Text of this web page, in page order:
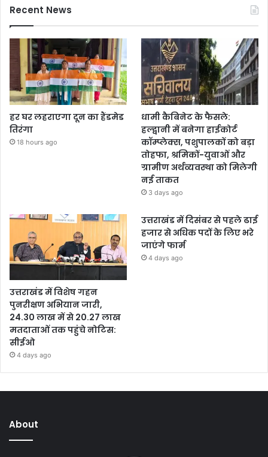
Recent News
हर घर लहराएगा दून का हैंडमेड
तिरंगा
18 hours ago
धामी कैबिनेट के फैसले:
हल्द्वानी में बनेगा हाईकोर्ट
कॉम्प्लेक्स, पशुपालकों को बड़ा
तोहफा, श्रमिकों-युवाओं और
ग्रामीण अर्थव्यवस्था को मिलेगी
नई ताकत
3 days ago
उत्तराखंड में विशेष गहन
पुनरीक्षण अभियान जारी,
24.30 लाख में से 20.27 लाख
मतदाताओं तक पहुंचे नोटिस:
सीईओ
4 days ago
उत्तराखंड में दिसंबर से पहले ढाई
हजार से अधिक पदों के लिए भरे
जाएंगे फार्म
4 days ago
About